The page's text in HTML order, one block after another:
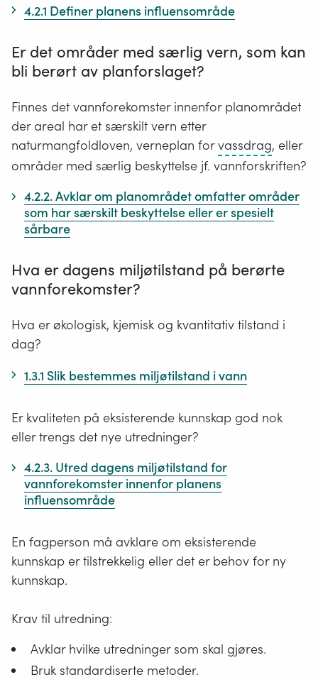
4.2.1 Definer planens influensområde
Er det områder med særlig vern, som kan
bli berørt av planforslaget?
Finnes det vannforekomster innenfor planområdet
der areal har et særskilt vern etter
naturmangfoldloven, verneplan forvassdragÅpne
og
elver,
bekker
, eller
områder med særlig beskyttelse jf. vannforskriften?
4.2.2. Avklar om planområdet omfatter områder
som har særskilt beskyttelse eller er spesielt
sårbare
Hva er dagens miljøtilstand på berørte
vannforekomster?
Hva er økologisk, kjemisk og kvantitativ tilstand i
dag?
1.3.1 Slik bestemmes miljøtilstand i vann
Er kvaliteten på eksisterende kunnskap god nok
eller trengs det nye utredninger?
4.2.3. Utred dagens miljøtilstand for
vannforekomster innenfor planens
influensområde
En fagperson må avklare om eksisterende
kunnskap er tilstrekkelig eller det er behov for ny
kunnskap.
Krav til utredning:
Avklar hvilke utredninger som skal gjøres.
Bruk standardiserte metoder.